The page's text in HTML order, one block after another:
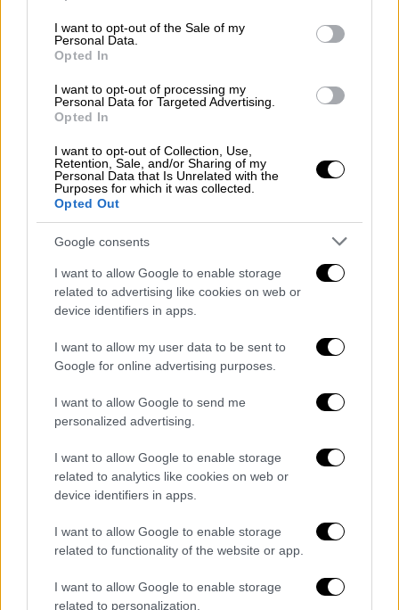
use your data for below specified purposes in below Google
consent section.
I want to opt-out of the Sale of my
Personal Data.
Opted In
I want to opt-out of processing my
Personal Data for Targeted Advertising.
Opted In
I want to opt-out of Collection, Use,
Retention, Sale, and/or Sharing of my
Personal Data that Is Unrelated with the
Purposes for which it was collected.
Opted Out
Google consents
I want to allow Google to enable storage
related to advertising like cookies on web or
device identifiers in apps.
I want to allow my user data to be sent to
Google for online advertising purposes.
I want to allow Google to send me
personalized advertising.
I want to allow Google to enable storage
related to analytics like cookies on web or
device identifiers in apps.
I want to allow Google to enable storage
related to functionality of the website or app.
I want to allow Google to enable storage
related to personalization.
πραγματοποιούνται τέτοιας κλίμακας
επιχειρήσεις καθαριότητας», δήλωσε,
μεταξύ άλλων, ο Κώστας Μπακογιάννης
ΑΛΛΑ #TAGS
έξωση
δήμος Αθηναίων
Κώστας Μπακογιάννης
πλειστηριασμοί
Βοτανικός